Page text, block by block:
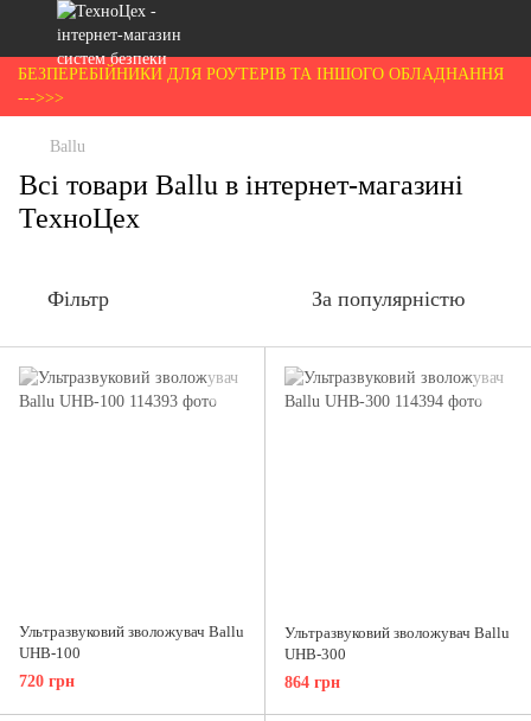
БЕЗПЕРЕБІЙНИКИ ДЛЯ РОУТЕРІВ ТА ІНШОГО ОБЛАДНАННЯ
--->>>
Ballu
Всі товари Ballu в інтернет-магазині
ТехноЦех
Фільтр За популярністю
Ультразвуковий зволожувач Ballu
UHB-100
720 грн
Ультразвуковий зволожувач Ballu
UHB-300
864 грн